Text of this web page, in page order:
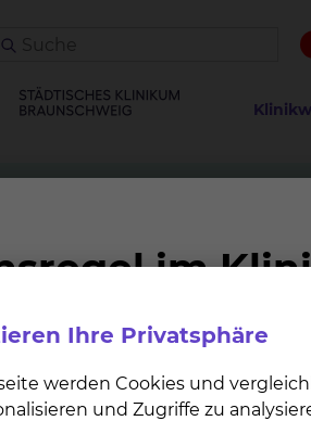
& Besucher Herz-, Thorax- &
Braunschweig können Sie in
Ihre Privatsphäre
werden Cookies und
und Zugriffe zu